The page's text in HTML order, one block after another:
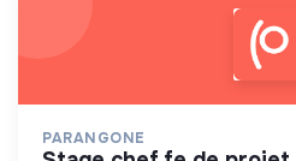
PARANGONE